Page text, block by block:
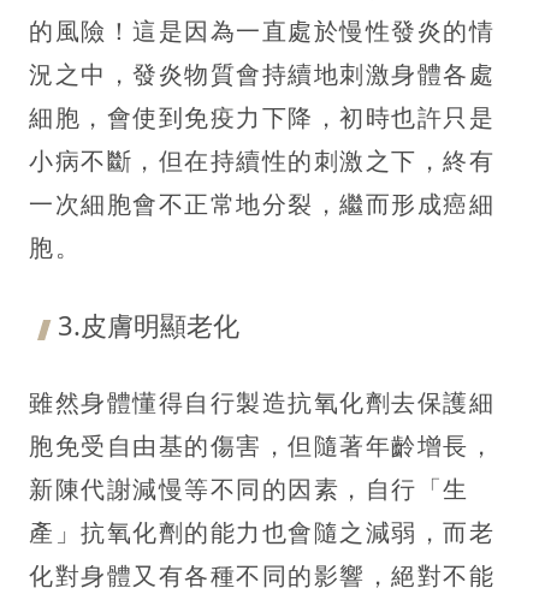
的風險！這是因為一直處於慢性發炎的情
況之中，發炎物質會持續地刺激身體各處
細胞，會使到免疫力下降，初時也許只是
小病不斷，但在持續性的刺激之下，終有
一次細胞會不正常地分裂，繼而形成癌細
胞。
3.皮膚明顯老化
雖然身體懂得自行製造抗氧化劑去保護細
胞免受自由基的傷害，但隨著年齡增長，
新陳代謝減慢等不同的因素，自行「生
產」抗氧化劑的能力也會隨之減弱，而老
化對身體又有各種不同的影響，絕對不能